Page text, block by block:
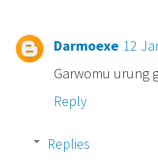
Darmoexe 12
Garwomu urung
Reply
Replies